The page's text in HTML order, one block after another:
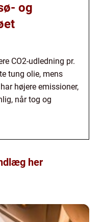
og
CO2-udledning pr.
tung olie, mens
højere emissioner,
når tog og
her